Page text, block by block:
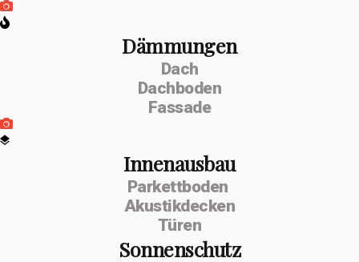
Dämmungen
Dach
Dachboden
Fassade
Innenausbau
Parkettboden
Akustikdecken
Türen
Sonnenschutz